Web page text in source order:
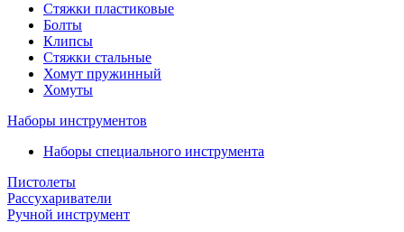
Стяжки пластиковые
Болты
Клипсы
Стяжки стальные
Хомут пружинный
Хомуты
Наборы инструментов
Наборы специального инструмента
Пистолеты
Рассухариватели
Ручной инструмент